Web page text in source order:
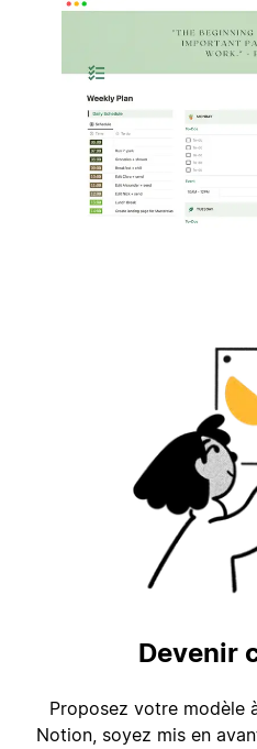
Devenir
Proposez votre modèle
Notion, soyez mis en